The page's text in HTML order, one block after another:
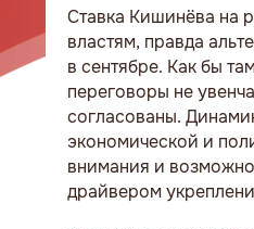
Ставка Кишинёва на
властям, правда
в сентябре. Как бы
переговоры не
согласованы.
экономической и
внимания и
драйвером